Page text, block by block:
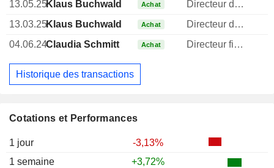
Cotations et Performances
1 jour
-3,13%
1 semaine
+3,72%
13.05.25Klaus Buchwald Achat
Directeur des operations
13.03.25Klaus Buchwald Achat Directeur des operations
04.06.24Claudia Schmitt Achat Directeur financier
Historique des transactions